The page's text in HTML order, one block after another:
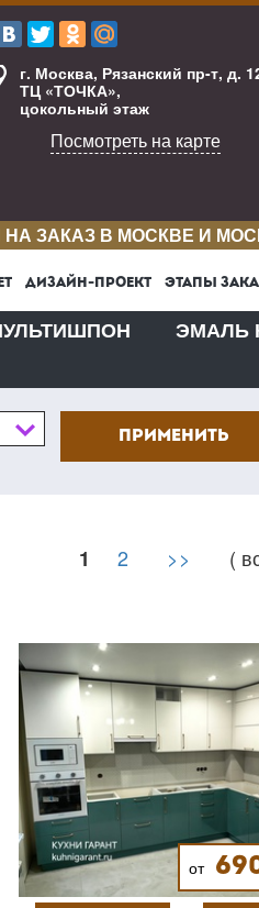
г. Москва, Рязанский пр-т, д.
ТЦ «ТОЧКА»,
цокольный этаж
Посмотреть на карте
НА ЗАКАЗ В МОСКВЕ И
ДИЗАЙН-ПРОЕКТ ЭТАПЫ
ЭМАЛЬ
1 2 >> (
от